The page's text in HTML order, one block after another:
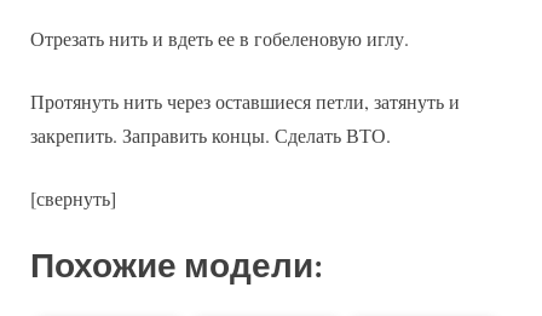
Отрезать нить и вдеть ее в гобеленовую иглу.
Протянуть нить через оставшиеся петли, затянуть и
закрепить. Заправить концы. Сделать ВТО.
[свернуть]
Похожие модели: